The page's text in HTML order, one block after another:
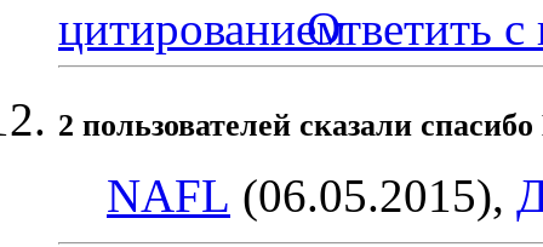
Ответить с
2 пользователей сказали
NAFL (06.05.2015),